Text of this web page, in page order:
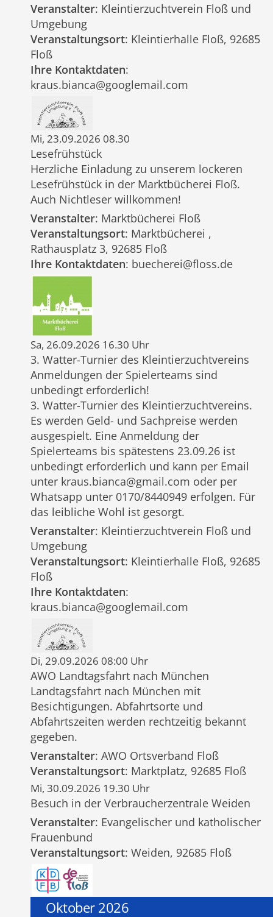
Veranstalter: Kleintierzuchtverein Floß und
Umgebung
Veranstaltungsort: Kleintierhalle Floß, 92685
Floß
Ihre Kontaktdaten:
kraus.bianca@googlemail.com
Mi, 23.09.2026 08.30
Lesefrühstück
Herzliche Einladung zu unserem lockeren
Lesefrühstück in der Marktbücherei Floß.
Auch Nichtleser willkommen!
Veranstalter: Marktbücherei Floß
Veranstaltungsort: Marktbücherei ,
Rathausplatz 3, 92685 Floß
Ihre Kontaktdaten: buecherei@floss.de
Sa, 26.09.2026 16.30 Uhr
3. Watter-Turnier des Kleintierzuchtvereins
Anmeldungen der Spielerteams sind
unbedingt erforderlich!
3. Watter-Turnier des Kleintierzuchtvereins.
Es werden Geld- und Sachpreise werden
ausgespielt. Eine Anmeldung der
Spielerteams bis spätestens 23.09.26 ist
unbedingt erforderlich und kann per Email
unter kraus.bianca@gmail.com oder per
Whatsapp unter 0170/8440949 erfolgen. Für
das leibliche Wohl ist gesorgt.
Veranstalter: Kleintierzuchtverein Floß und
Umgebung
Veranstaltungsort: Kleintierhalle Floß, 92685
Floß
Ihre Kontaktdaten:
kraus.bianca@googlemail.com
Di, 29.09.2026 08:00 Uhr
AWO Landtagsfahrt nach München
Landtagsfahrt nach München mit
Besichtigungen. Abfahrtsorte und
Abfahrtszeiten werden rechtzeitig bekannt
gegeben.
Veranstalter: AWO Ortsverband Floß
Veranstaltungsort: Marktplatz, 92685 Floß
Mi, 30.09.2026 19.30 Uhr
Besuch in der Verbraucherzentrale Weiden
Veranstalter: Evangelischer und katholischer
Frauenbund
Veranstaltungsort: Weiden, 92685 Floß
Oktober 2026